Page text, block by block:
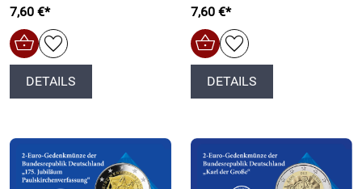
7,60 €*
DETAILS
7,60 €*
DETAILS